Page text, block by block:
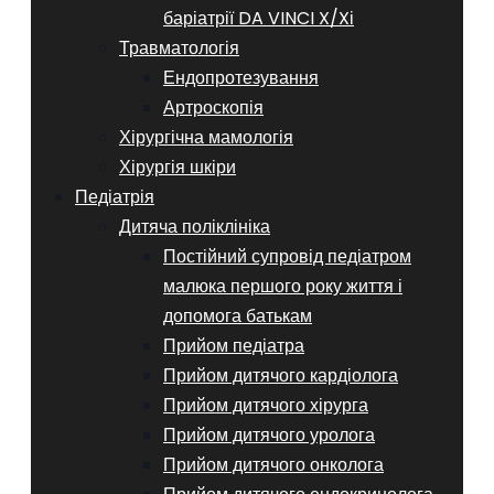
баріатрії DA VINCI X/Xі
Травматологія
Ендопротезування
Артроскопія
Хірургічна мамологія
Хірургія шкіри
Педіатрія
Дитяча поліклініка
Постійний супровід педіатром
малюка першого року життя і
допомога батькам
Прийом педіатра
Прийом дитячого кардіолога
Прийом дитячого хірурга
Прийом дитячого уролога
Прийом дитячого онколога